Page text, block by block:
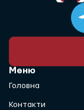
Меню
Головна
Контакти